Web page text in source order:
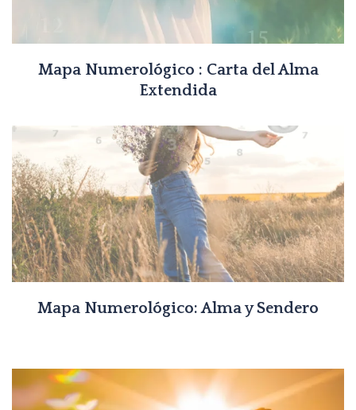
Mapa Numerológico : Carta del Alma
Extendida
Mapa Numerológico: Alma y Sendero